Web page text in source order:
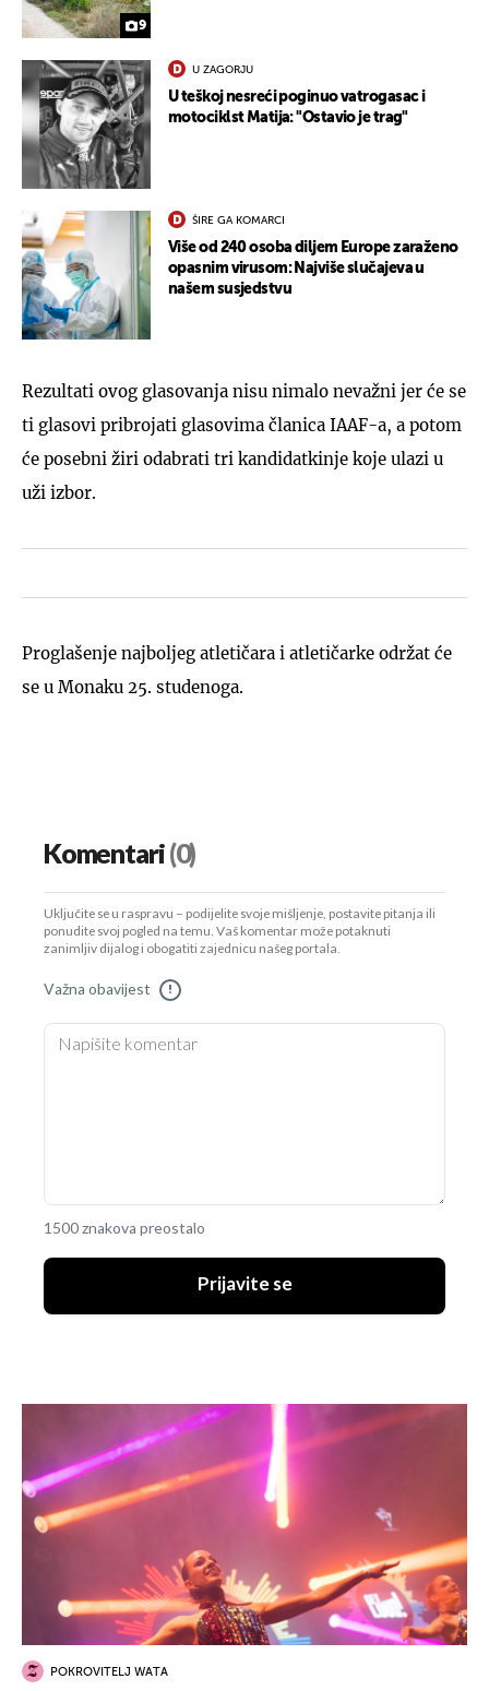
9
U ZAGORJU
U teškoj nesreći poginuo vatrogasac i
motociklst Matija: "Ostavio je trag"
ŠIRE GA KOMARCI
Više od 240 osoba diljem Europe zaraženo
opasnim virusom: Najviše slučajeva u
našem susjedstvu
Rezultati ovog glasovanja nisu nimalo nevažni jer će se
ti glasovi pribrojati glasovima članica IAAF-a, a potom
će posebni žiri odabrati tri kandidatkinje koje ulazi u
uži izbor.
Proglašenje najboljeg atletičara i atletičarke održat će
se u Monaku 25. studenoga.
Komentari(0)
Uključite se u raspravu – podijelite svoje mišljenje, postavite pitanja ili
ponudite svoj pogled na temu. Vaš komentar može potaknuti
zanimljiv dijalog i obogatiti zajednicu našeg portala.
Važna obavijest !
1500 znakova preostalo
Prijavite se
POKROVITELJ WATA